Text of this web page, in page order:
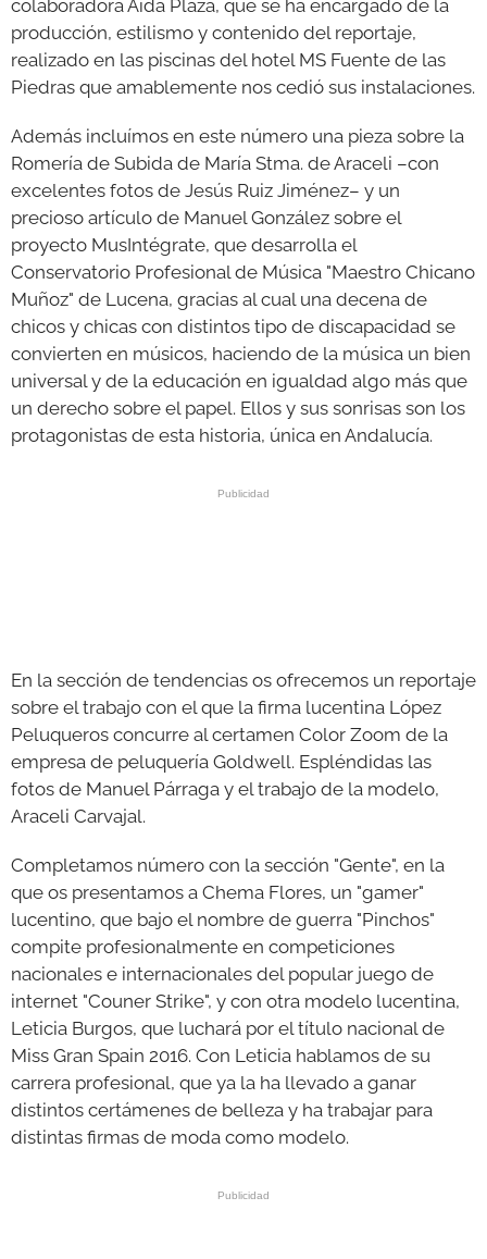
colaboradora Aida Plaza, que se ha encargado de la
producción, estilismo y contenido del reportaje,
realizado en las piscinas del hotel MS Fuente de las
Piedras que amablemente nos cedió sus instalaciones.
Además incluímos en este número una pieza sobre la
Romería de Subida de María Stma. de Araceli –con
excelentes fotos de Jesús Ruiz Jiménez– y un
precioso artículo de Manuel González sobre el
proyecto MusIntégrate, que desarrolla el
Conservatorio Profesional de Música "Maestro Chicano
Muñoz" de Lucena, gracias al cual una decena de
chicos y chicas con distintos tipo de discapacidad se
convierten en músicos, haciendo de la música un bien
universal y de la educación en igualdad algo más que
un derecho sobre el papel. Ellos y sus sonrisas son los
protagonistas de esta historia, única en Andalucía.
En la sección de tendencias os ofrecemos un reportaje
sobre el trabajo con el que la firma lucentina López
Peluqueros concurre al certamen Color Zoom de la
empresa de peluquería Goldwell. Espléndidas las
fotos de Manuel Párraga y el trabajo de la modelo,
Araceli Carvajal.
Completamos número con la sección "Gente", en la
que os presentamos a Chema Flores, un "gamer"
lucentino, que bajo el nombre de guerra "Pinchos"
compite profesionalmente en competiciones
nacionales e internacionales del popular juego de
internet "Couner Strike", y con otra modelo lucentina,
Leticia Burgos, que luchará por el título nacional de
Miss Gran Spain 2016. Con Leticia hablamos de su
carrera profesional, que ya la ha llevado a ganar
distintos certámenes de belleza y ha trabajar para
distintas firmas de moda como modelo.